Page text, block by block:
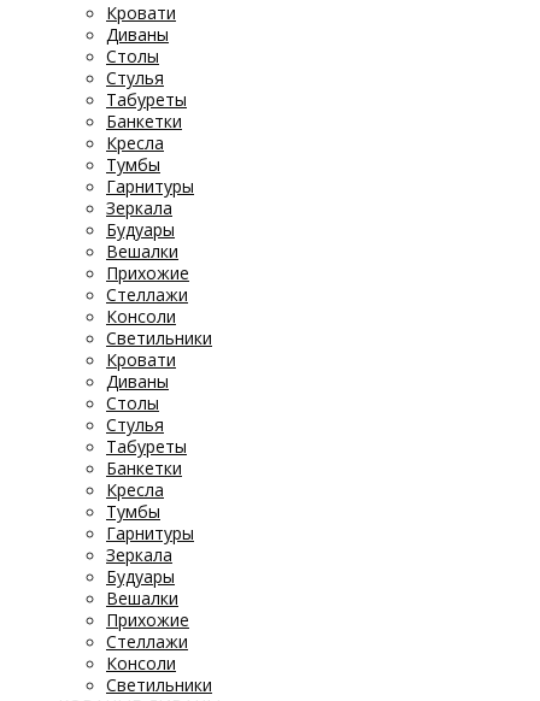
Кровати
Диваны
Столы
Стулья
Табуреты
Банкетки
Кресла
Тумбы
Гарнитуры
Зеркала
Будуары
Вешалки
Прихожие
Стеллажи
Консоли
Светильники
Кровати
Диваны
Столы
Стулья
Табуреты
Банкетки
Кресла
Тумбы
Гарнитуры
Зеркала
Будуары
Вешалки
Прихожие
Стеллажи
Консоли
Светильники